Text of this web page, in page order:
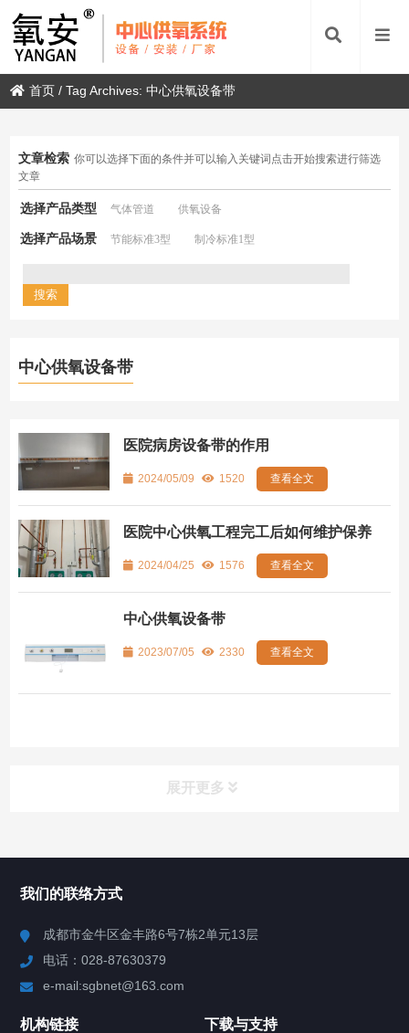
首页 /Tag Archives: 中心供氧设备带
文章检索 你可以选择下面的条件并可以输入关键词点击开始搜索进行筛选
文章
选择产品类型 气体管道 供氧设备
选择产品场景 节能标准3型 制冷标准1型
中心供氧设备带
医院病房设备带的作用
2024/05/09 1520 查看全文
医院中心供氧工程完工后如何维护保养
2024/04/25 1576 查看全文
中心供氧设备带
2023/07/05 2330 查看全文
展开更多
视频中心
我们的联络方式
成都市金牛区金丰路6号7栋2单元13层
电话：028-87630379
e-mail:sgbnet@163.com
机构链接 下载与支持